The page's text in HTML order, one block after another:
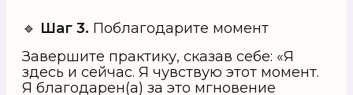
🔹 Шаг 3. Поблагодарите момент
Завершите практику, сказав себе: «Я
здесь и сейчас. Я чувствую этот момент.
Я благодарен(а) за это мгновение